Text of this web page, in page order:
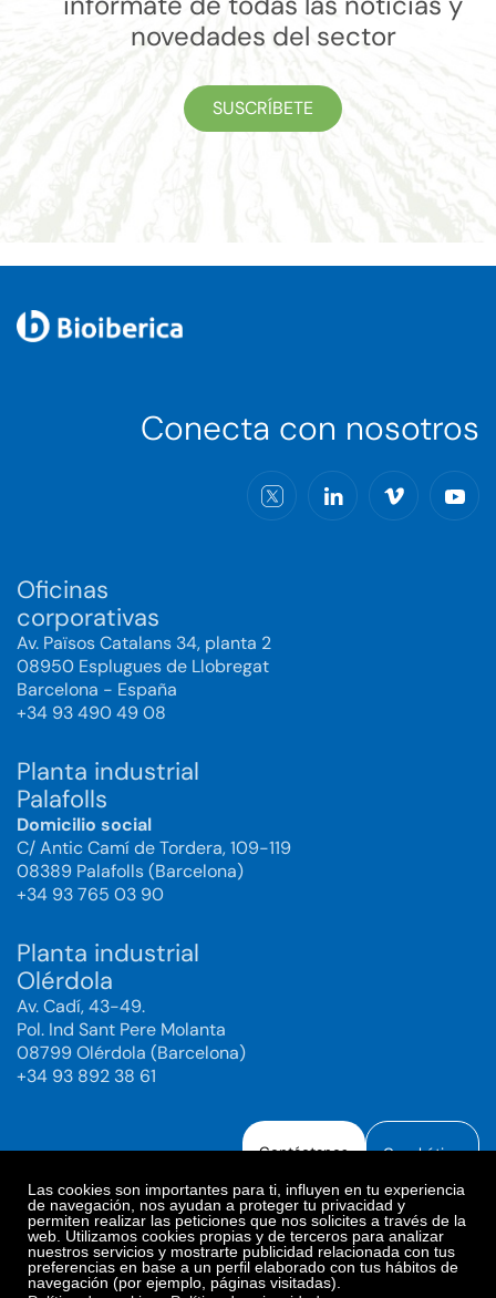
Las cookies son importantes para ti, influyen en tu experiencia
de navegación, nos ayudan a proteger tu privacidad y
permiten realizar las peticiones que nos solicites a través de la
web. Utilizamos cookies propias y de terceros para analizar
nuestros servicios y mostrarte publicidad relacionada con tus
preferencias en base a un perfil elaborado con tus hábitos de
navegación (por ejemplo, páginas visitadas).
novedades del sector
SUSCRÍBETE
Conecta con nosotros
Oficinas
corporativas
Av. Països Catalans 34, planta 2
08950 Esplugues de Llobregat
Barcelona - España
+34 93 490 49 08
Planta industrial
Palafolls
Domicilio social
C/ Antic Camí de Tordera, 109-119
08389 Palafolls (Barcelona)
+34 93 765 03 90
Planta industrial
Olérdola
Av. Cadí, 43-49.
Pol. Ind Sant Pere Molanta
08799 Olérdola (Barcelona)
+34 93 892 38 61
Contáctanos Canal ético
Aviso legal
Política de Privacidad
Política de Redes Sociales
Política de cookies
Preferencias de cookies